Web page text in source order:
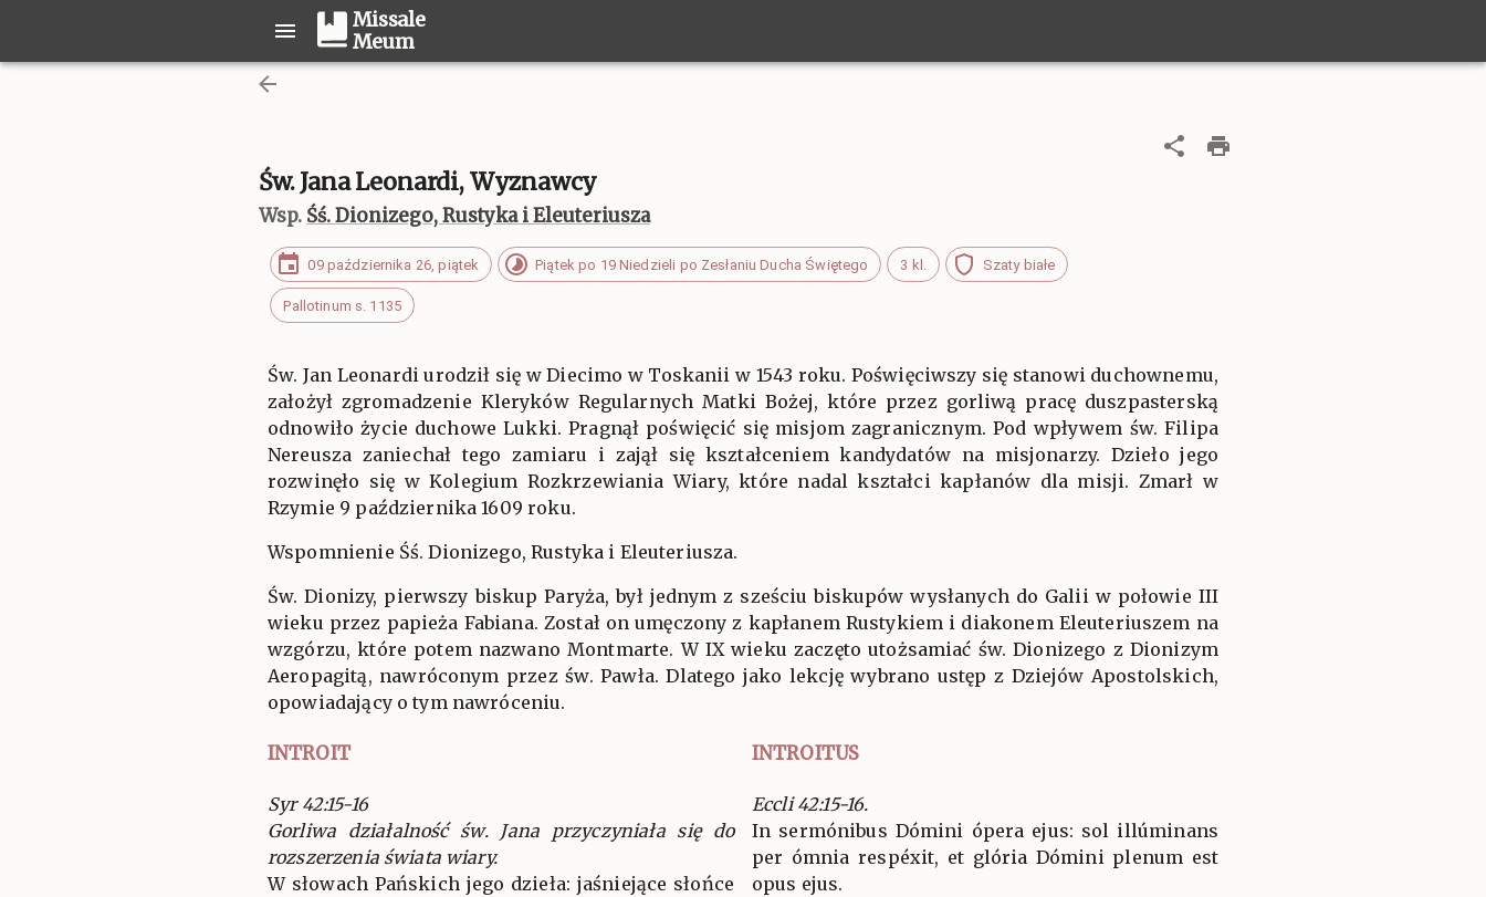
Missale
Meum
Św. Jana Leonardi, Wyznawcy
Wsp. Śś. Dionizego, Rustyka i Eleuteriusza
09 października 26, piątek Piątek po 19 Niedzieli po Zesłaniu Ducha Świętego 3 kl. Szaty białe
Pallotinum s. 1135
Św. Jan Leonardi urodził się w Diecimo w Toskanii w 1543 roku. Poświęciwszy się stanowi duchownemu,
założył zgromadzenie Kleryków Regularnych Matki Bożej, które przez gorliwą pracę duszpasterską
odnowiło życie duchowe Lukki. Pragnął poświęcić się misjom zagranicznym. Pod wpływem św. Filipa
Nereusza zaniechał tego zamiaru i zajął się kształceniem kandydatów na misjonarzy. Dzieło jego
rozwinęło się w Kolegium Rozkrzewiania Wiary, które nadal kształci kapłanów dla misji. Zmarł w
Rzymie 9 października 1609 roku.
Wspomnienie Śś. Dionizego, Rustyka i Eleuteriusza.
Św. Dionizy, pierwszy biskup Paryża, był jednym z sześciu biskupów wysłanych do Galii w połowie III
wieku przez papieża Fabiana. Został on umęczony z kapłanem Rustykiem i diakonem Eleuteriuszem na
wzgórzu, które potem nazwano Montmarte. W IX wieku zaczęto utożsamiać św. Dionizego z Dionizym
Aeropagitą, nawróconym przez św. Pawła. Dlatego jako lekcję wybrano ustęp z Dziejów Apostolskich,
opowiadający o tym nawróceniu.
INTROIT INTROITUS
Syr 42:15-16
Gorliwa działalność św. Jana przyczyniała się do
rozszerzenia świata wiary.
W słowach Pańskich jego dzieła: jaśniejące słońce
Eccli 42:15-16.
In sermónibus Dómini ópera ejus: sol illúminans
per ómnia respéxit, et glória Dómini plenum est
opus ejus.